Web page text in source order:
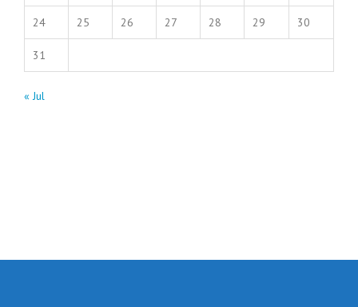
24 25 26 27 28 29 30
31
« Jul